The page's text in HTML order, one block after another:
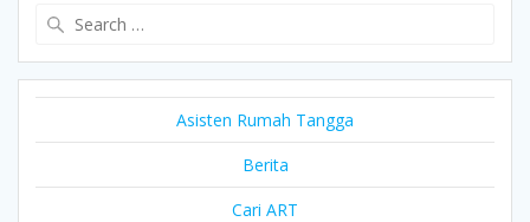
Asisten Rumah Tangga
Berita
Cari ART